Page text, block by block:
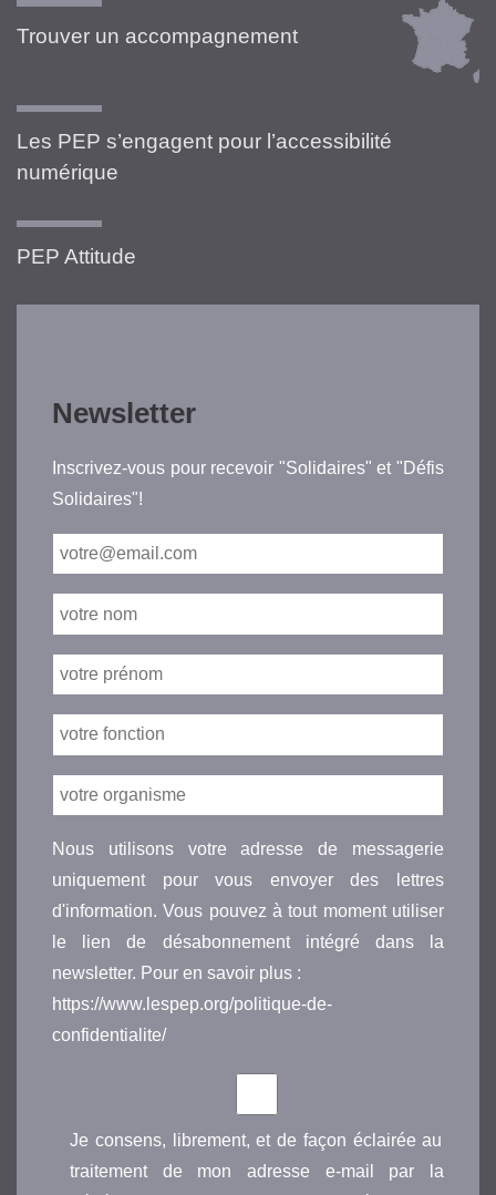
Trouver un accompagnement
Les PEP s’engagent pour l’accessibilité
numérique
PEP Attitude
Newsletter
Inscrivez-vous pour recevoir "Solidaires" et "Défis
Solidaires"!
Nous utilisons votre adresse de messagerie
uniquement pour vous envoyer des lettres
d'information. Vous pouvez à tout moment utiliser
le lien de désabonnement intégré dans la
newsletter. Pour en savoir plus :
https://www.lespep.org/politique-de-
confidentialite/
Je consens, librement, et de façon éclairée au
traitement de mon adresse e-mail par la